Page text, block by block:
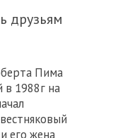
друзьям
Пима
в 1988г на
его жена